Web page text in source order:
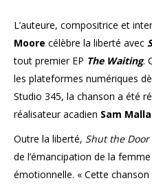
L’auteure, compositrice et
Moore célèbre la liberté avec
tout premier EP The Waiting.
les plateformes numériques
Studio 345, la chanson a été
réalisateur acadien Sam
Outre la liberté, Shut the Door
de l’émancipation de la
émotionnelle. « Cette